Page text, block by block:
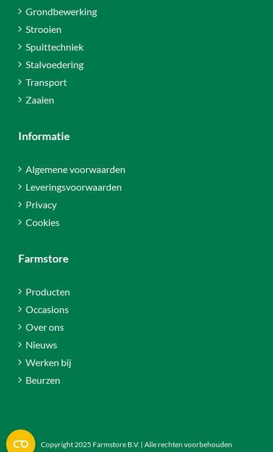
Grondbewerking
Strooien
Spuittechniek
Stalvoedering
Transport
Zaaien
Informatie
Algemene voorwaarden
Leveringsvoorwaarden
Privacy
Cookies
Farmstore
Producten
Occasions
Over ons
Nieuws
Werken bij
Beurzen
Copyright 2025 Farmstore B.V. | Alle rechten voorbehouden